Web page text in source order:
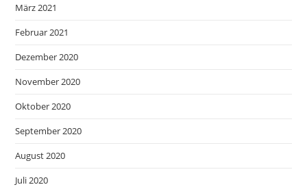
März 2021
Februar 2021
Dezember 2020
November 2020
Oktober 2020
September 2020
August 2020
Juli 2020